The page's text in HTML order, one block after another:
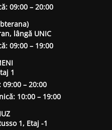
09:00 – 20:00
lângă UNIC
09:00 – 19:00
1
– 20:00
10:00 – 19:00
1, Etaj -1